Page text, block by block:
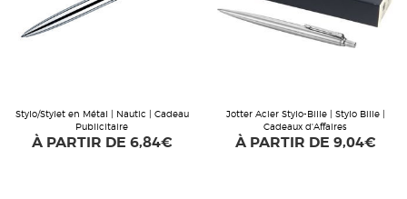
Stylo/Stylet en Métal | Nautic | Cadeau
Publicitaire
À PARTIR DE 6,84€
Jotter Acier Stylo-Bille | Stylo Bille |
Cadeaux d'Affaires
À PARTIR DE 9,04€